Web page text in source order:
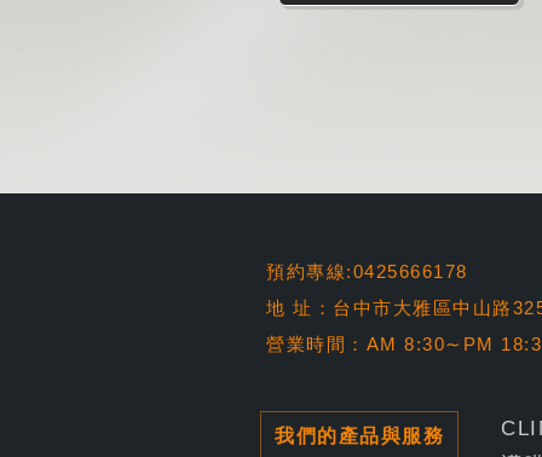
預約專線:0425666178
地 址：台中市大雅區中山路
營業時間：AM 8:30∼PM
我們的產品與服務